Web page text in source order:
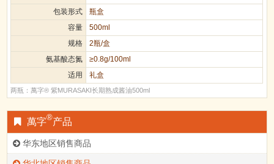
包装形式 瓶盒
容量 500ml
规格 2瓶/盒
氨基酸态氮 ≥0.8g/100ml
适用 礼盒
两瓶：萬字® 紫MURASAKI长期熟成酱油500ml
萬字®产品
华东地区销售商品